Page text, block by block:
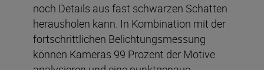
noch Details aus fast schwarzen Schatten
herausholen kann. In Kombination mit der
fortschrittlichen Belichtungsmessung
können Kameras 99 Prozent der Motive